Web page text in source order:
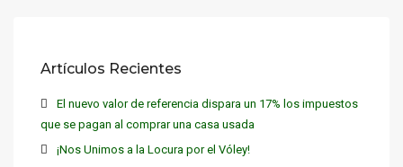
Artículos Recientes
El nuevo valor de referencia dispara un 17% los impuestos
que se pagan al comprar una casa usada
¡Nos Unimos a la Locura por el Vóley!